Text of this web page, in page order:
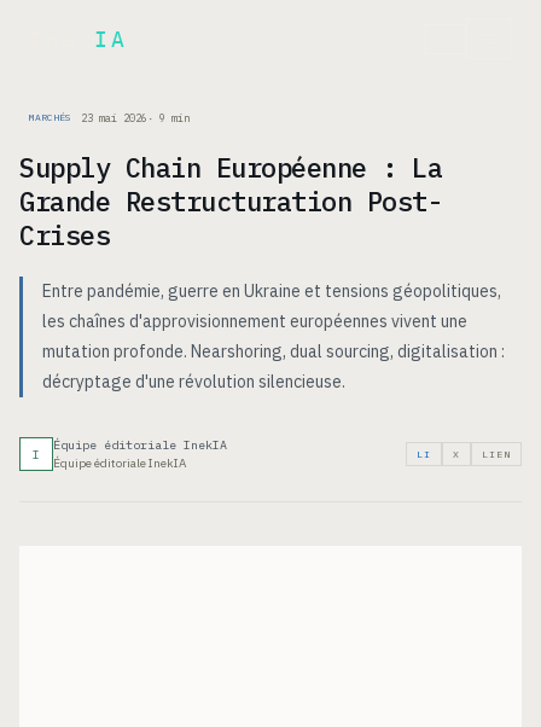
IA
MARCHÉS 23 mai 2026 · 9 min
Supply Chain Européenne : La
Grande Restructuration Post-
Crises
Entre pandémie, guerre en Ukraine et tensions géopolitiques,
les chaînes d'approvisionnement européennes vivent une
mutation profonde. Nearshoring, dual sourcing, digitalisation :
décryptage d'une révolution silencieuse.
I
Équipe éditoriale InekIA
Équipe éditoriale InekIA
LI X LIEN